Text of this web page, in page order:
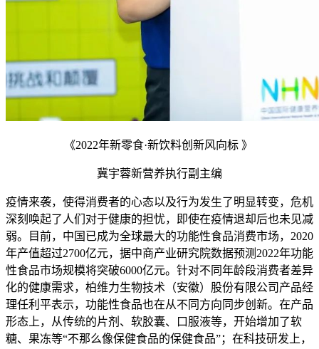
《2022年新零食·新饮料创新风向标 》
冀宇蓉新营养执行副主编
疫情来袭，使得消费者的心态以及行为发生了明显转变，危机
深刻唤起了人们对于健康的担忧，即使在疫情退却后也未见减
弱。目前，中国已成为全球最大的功能性食品消费市场，2020
年产值超过2700亿元，据中商产业研究院数据预测2022年功能
性食品市场规模将突破6000亿元。针对不同年龄段消费者差异
化的健康需求，柏维力生物技术（安徽）股份有限公司产品经
理任利平表示，功能性食品也在从不同方向同步创新。在产品
形态上，从传统的片剂、软胶囊、口服液等，开始增加了软
糖、果冻等“不那么像保健食品的保健食品”；在科技研发上，